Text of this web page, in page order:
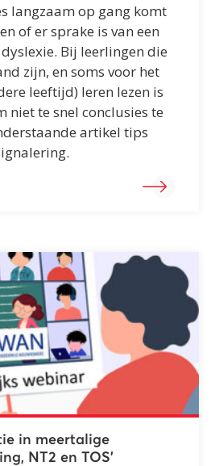
langzaam op gang komt
of er sprake is van een
Bij leerlingen die
zijn, en soms voor het
leeftijd) leren lezen is
niet te snel conclusies te
artikel tips
in meertalige
NT2 en TOS’